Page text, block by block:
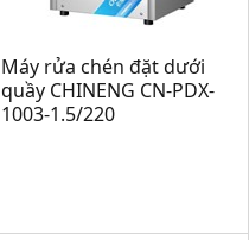
Máy rửa chén đặt dưới
quầy CHINENG CN-PDX-
1003-1.5/220